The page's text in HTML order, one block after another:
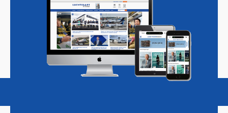
Magazine Podcasts Vacatures